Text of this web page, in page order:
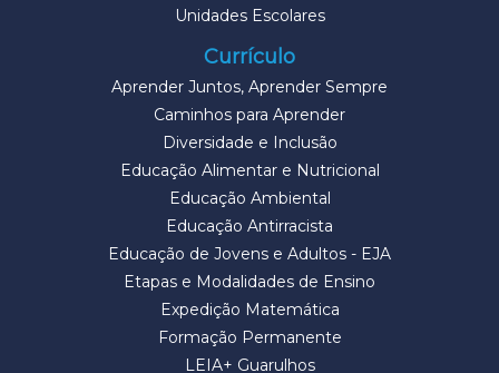
Unidades Escolares
Currículo
Aprender Juntos, Aprender Sempre
Caminhos para Aprender
Diversidade e Inclusão
Educação Alimentar e Nutricional
Educação Ambiental
Educação Antirracista
Educação de Jovens e Adultos - EJA
Etapas e Modalidades de Ensino
Expedição Matemática
Formação Permanente
LEIA+ Guarulhos